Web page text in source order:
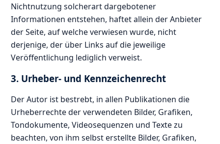
Nichtnutzung solcherart dargebotener
Informationen entstehen, haftet allein der Anbieter
der Seite, auf welche verwiesen wurde, nicht
derjenige, der über Links auf die jeweilige
Veröffentlichung lediglich verweist.
3. Urheber- und Kennzeichenrecht
Der Autor ist bestrebt, in allen Publikationen die
Urheberrechte der verwendeten Bilder, Grafiken,
Tondokumente, Videosequenzen und Texte zu
beachten, von ihm selbst erstellte Bilder, Grafiken,